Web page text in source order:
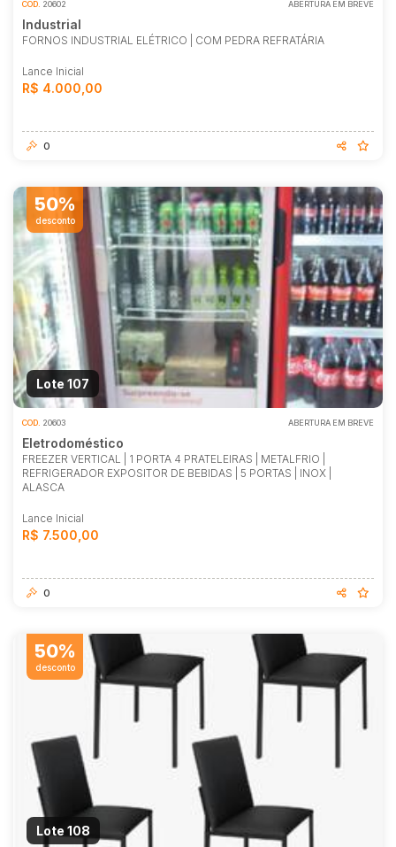
COD. 20602 ABERTURA EM BREVE
Industrial
FORNOS INDUSTRIAL ELÉTRICO | COM PEDRA REFRATÁRIA
Lance Inicial
R$ 4.000,00
0
50%
desconto
Lote 107
COD. 20603 ABERTURA EM BREVE
Eletrodoméstico
FREEZER VERTICAL | 1 PORTA 4 PRATELEIRAS | METALFRIO |
REFRIGERADOR EXPOSITOR DE BEBIDAS | 5 PORTAS | INOX |
ALASCA
Lance Inicial
R$ 7.500,00
0
50%
desconto
Lote 108